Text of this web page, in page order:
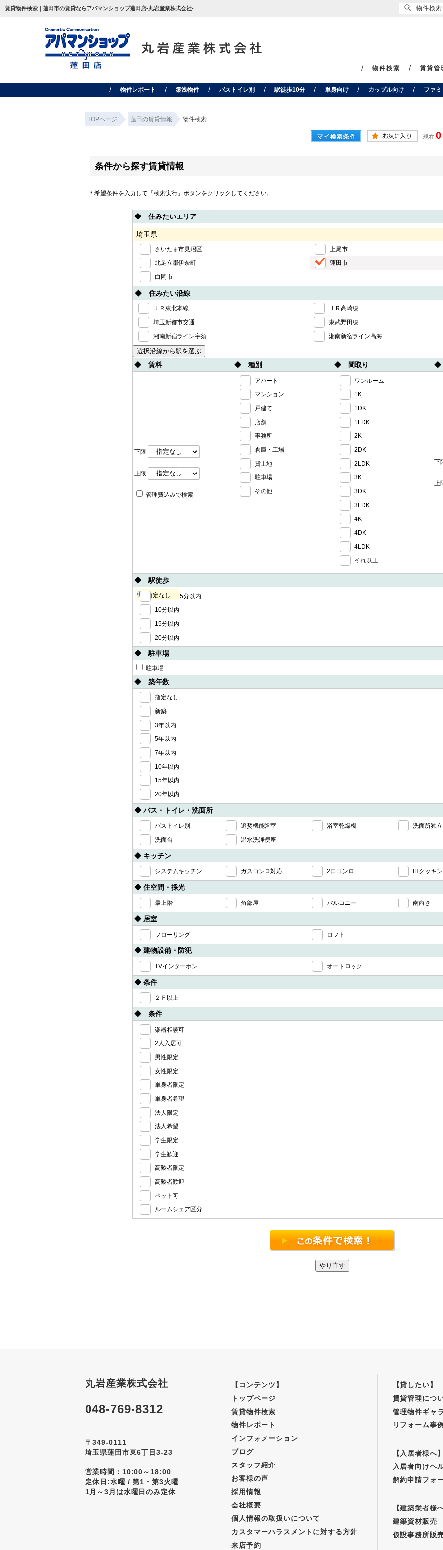
賃貸物件検索｜蓮田市の賃貸ならアパマンショップ蓮田店-丸岩産業株式会社-
物件検索 賃貸管
物件レポート 築浅物件 バストイレ別 駅徒歩10分 単身向け カップル向け ファ
TOPページ 蓮田の賃貸情報 物件検索
現在 0
条件から探す賃貸情報
＊希望条件を入力して「検索実行」ボタンをクリックしてください。
◆ 住みたいエリア
埼玉県
さいたま市見沼区
上尾市
北足立郡伊奈町
蓮田市
白岡市
◆ 住みたい沿線
ＪＲ東北本線
ＪＲ高崎線
埼玉新都市交通
東武野田線
湘南新宿ライン宇須
湘南新宿ライン高海
◆ 賃料 ◆ 種別 ◆ 間取り ◆
下限
上限
管理費込みで検索
アパート
マンション
戸建て
店舗
事務所
倉庫・工場
貸土地
駐車場
その他
ワンルーム
1K
1DK
1LDK
2K
2DK
2LDK
3K
3DK
3LDK
4K
4DK
4LDK
それ以上
下
◆ 駅徒歩
指定なし
5分以内
10分以内
15分以内
20分以内
◆ 駐車場
駐車場
◆ 築年数
指定なし
新築
3年以内
5年以内
7年以内
10年以内
15年以内
20年以内
◆ バス・トイレ・洗面所
バストイレ別 追焚機能浴室 浴室乾燥機
洗面所独立
洗面台
温水洗浄便座
◆ キッチン
システムキッチン ガスコンロ対応 2口コンロ IHクッキ
◆ 住空間・採光
最上階 角部屋 バルコニー 南向き
◆ 居室
フローリング ロフト
◆ 建物設備・防犯
TVインターホン オートロック
◆ 条件
２Ｆ以上
◆ 条件
楽器相談可
2人入居可
男性限定
女性限定
単身者限定
単身者希望
法人限定
法人希望
学生限定
学生歓迎
高齢者限定
高齢者歓迎
ペット可
ルームシェア区分
丸岩産業株式会社
048-769-8312
〒349-0111
埼玉県蓮田市東6丁目3-23
営業時間：10:00～18:00
定休日:水曜 / 第1・第3火曜
1月～3月は水曜日のみ定休
【コンテンツ】
トップページ
賃貸物件検索
物件レポート
インフォメーション
ブログ
スタッフ紹介
お客様の声
採用情報
会社概要
個人情報の取扱いについて
カスタマーハラスメントに対する方針
来店予約
【貸したい】
賃貸管理につ
管理物件ギャ
リフォーム事
【入居者様へ
入居者向けヘ
解約申請フォ
【建築業者様
建築資材販売
仮設事務所販
物件検索